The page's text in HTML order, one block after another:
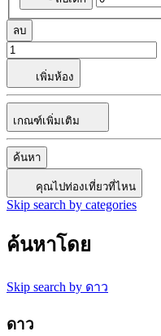
ลบ
เพิ่มห้อง
เกณฑ์เพิ่มเติม
ค้นหา
คุณไปท่องเที่ยวที่ไหน
Skip search by categories
ค้นหาโดย
Skip search by ดาว
ดาว